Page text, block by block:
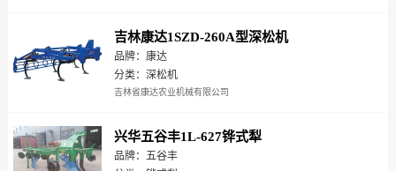
吉林康达1SZD-260A型深松机
品牌：康达
分类：深松机
吉林省康达农业机械有限公司
兴华五谷丰1L-627铧式犁
品牌：五谷丰